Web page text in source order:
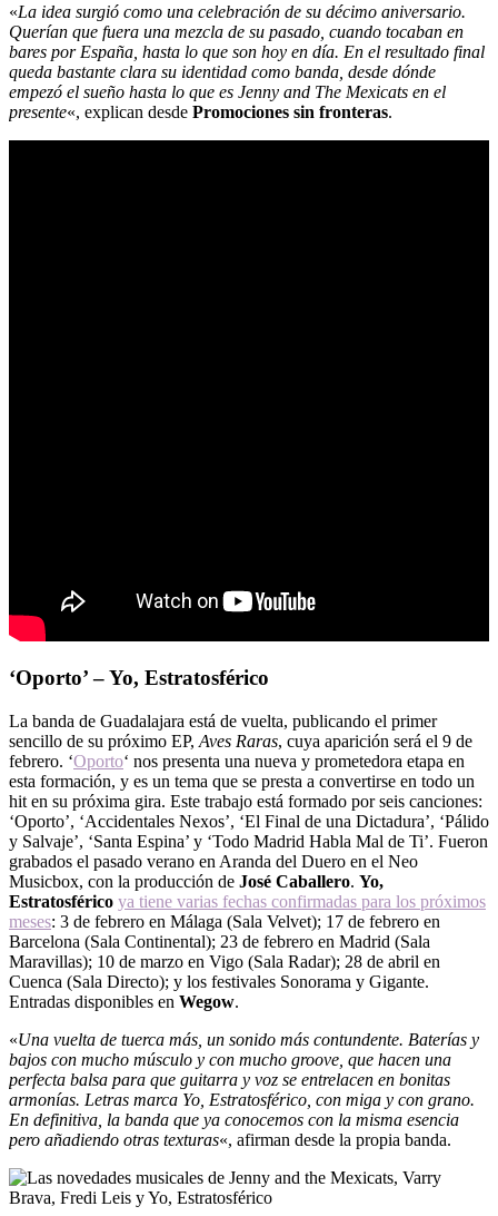
«La idea surgió como una celebración de su décimo aniversario.
Querían que fuera una mezcla de su pasado, cuando tocaban en
bares por España, hasta lo que son hoy en día. En el resultado final
queda bastante clara su identidad como banda, desde dónde
empezó el sueño hasta lo que es Jenny and The Mexicats en el
presente«, explican desde Promociones sin fronteras.
‘Oporto’ – Yo, Estratosférico
La banda de Guadalajara está de vuelta, publicando el primer
sencillo de su próximo EP, Aves Raras, cuya aparición será el 9 de
febrero. ‘Oporto‘ nos presenta una nueva y prometedora etapa en
esta formación, y es un tema que se presta a convertirse en todo un
hit en su próxima gira. Este trabajo está formado por seis canciones:
‘Oporto’, ‘Accidentales Nexos’, ‘El Final de una Dictadura’, ‘Pálido
y Salvaje’, ‘Santa Espina’ y ‘Todo Madrid Habla Mal de Ti’. Fueron
grabados el pasado verano en Aranda del Duero en el Neo
Musicbox, con la producción de José Caballero. Yo,
Estratosférico ya tiene varias fechas confirmadas para los próximos
meses: 3 de febrero en Málaga (Sala Velvet); 17 de febrero en
Barcelona (Sala Continental); 23 de febrero en Madrid (Sala
Maravillas); 10 de marzo en Vigo (Sala Radar); 28 de abril en
Cuenca (Sala Directo); y los festivales Sonorama y Gigante.
Entradas disponibles en Wegow.
«Una vuelta de tuerca más, un sonido más contundente. Baterías y
bajos con mucho músculo y con mucho groove, que hacen una
perfecta balsa para que guitarra y voz se entrelacen en bonitas
armonías. Letras marca Yo, Estratosférico, con miga y con grano.
En definitiva, la banda que ya conocemos con la misma esencia
pero añadiendo otras texturas«, afirman desde la propia banda.